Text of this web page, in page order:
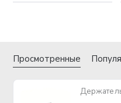
Просмотренные